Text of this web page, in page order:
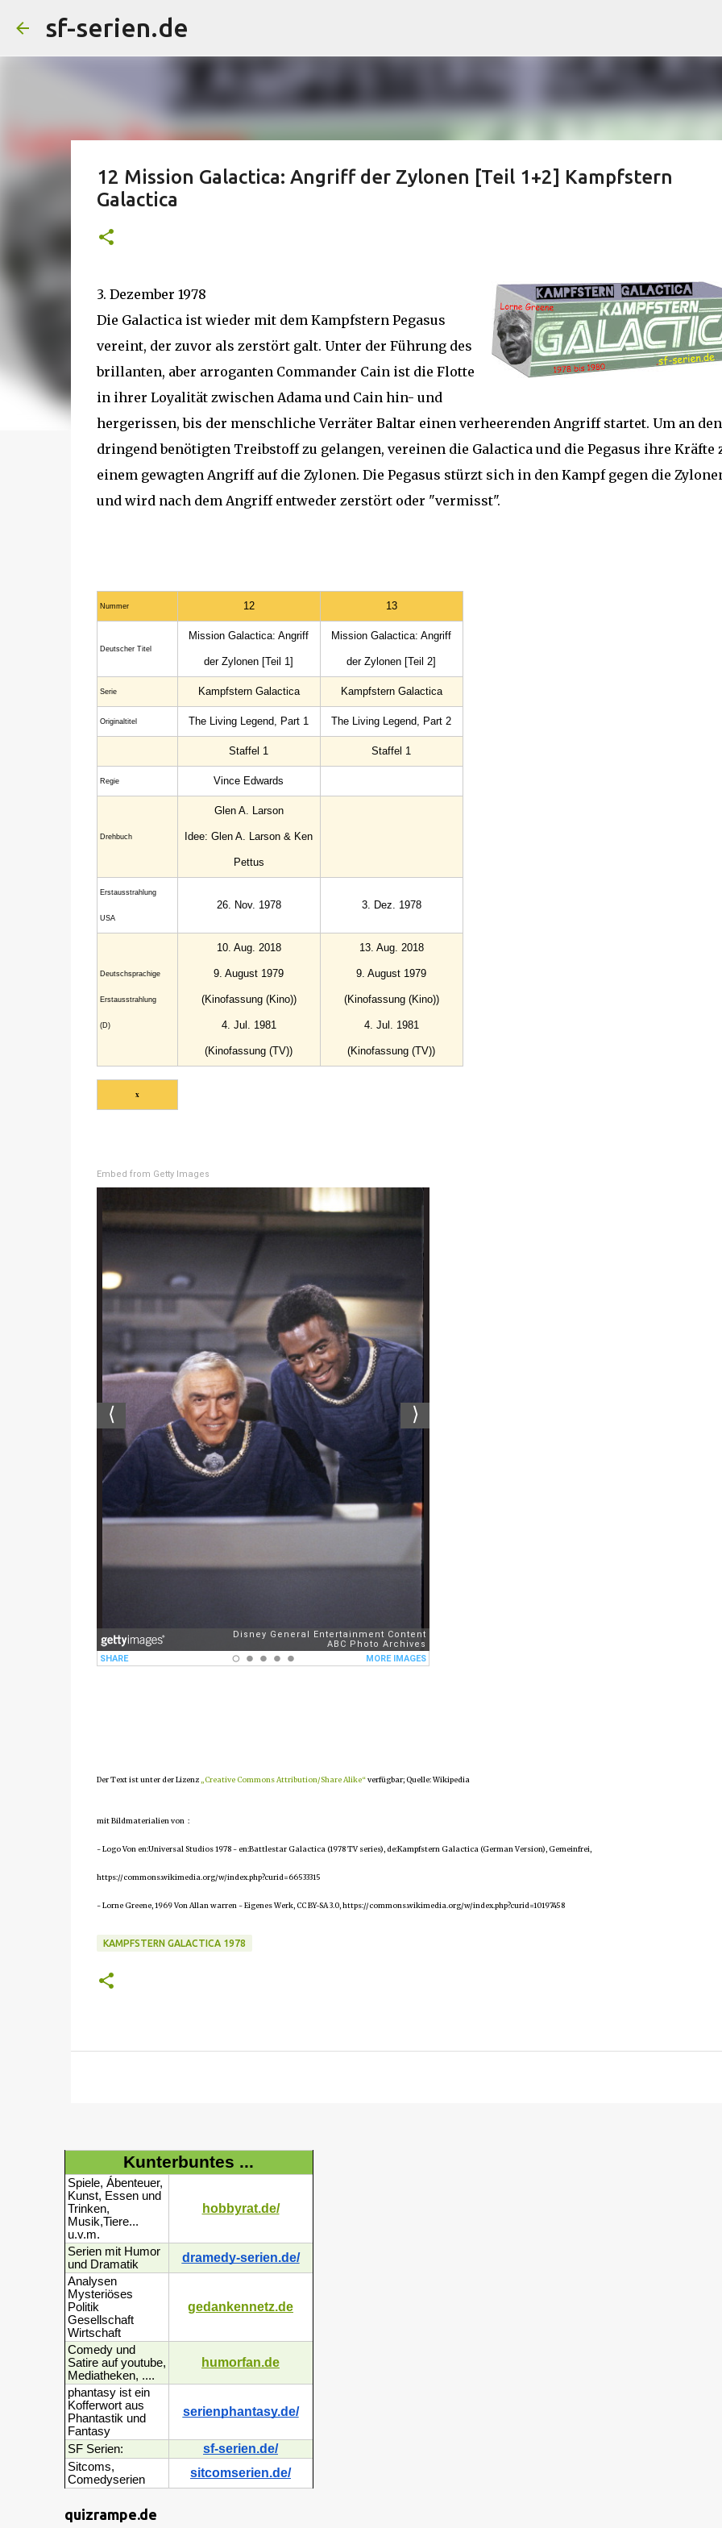
sf-serien.de
12 Mission Galactica: Angriff der Zylonen [Teil 1+2] Kampfstern
Galactica
3. Dezember 1978
Die Galactica ist wieder mit dem Kampfstern Pegasus
vereint, der zuvor als zerstört galt. Unter der Führung des
brillanten, aber arroganten Commander Cain ist die Flotte
in ihrer Loyalität zwischen Adama und Cain hin- und
hergerissen, bis der menschliche Verräter Baltar einen verheerenden Angriff startet. Um an den
dringend benötigten Treibstoff zu gelangen, vereinen die Galactica und die Pegasus ihre Kräfte
einem gewagten Angriff auf die Zylonen. Die Pegasus stürzt sich in den Kampf gegen die
und wird nach dem Angriff entweder zerstört oder "vermisst".
Nummer 12 13
Deutscher Titel
Mission Galactica: Angriff
der Zylonen [Teil 1]
Mission Galactica: Angriff
der Zylonen [Teil 2]
Serie Kampfstern Galactica Kampfstern Galactica
Originaltitel The Living Legend, Part 1 The Living Legend, Part 2
Staffel 1 Staffel 1
Regie Vince Edwards
Drehbuch
Glen A. Larson
Idee: Glen A. Larson & Ken
Pettus
Erstausstrahlung
USA
26. Nov. 1978 3. Dez. 1978
Deutschsprachige
Erstausstrahlung
(D)
10. Aug. 2018
9. August 1979
(Kinofassung (Kino))
4. Jul. 1981
(Kinofassung (TV))
13. Aug. 2018
9. August 1979
(Kinofassung (Kino))
4. Jul. 1981
(Kinofassung (TV))
x
Embed from Getty Images
Der Text ist unter der Lizenz „Creative Commons Attribution/Share Alike“verfügbar; Quelle: Wikipedia
mit Bildmaterialien von :
- Logo Von en:Universal Studios 1978 - en:Battlestar Galactica (1978 TV series), de:Kampfstern Galactica (German Version), Gemeinfrei,
https://commons.wikimedia.org/w/index.php?curid=66533315
- Lorne Greene, 1969 Von Allan warren - Eigenes Werk, CC BY-SA 3.0, https://commons.wikimedia.org/w/index.php?curid=10197458
KAMPFSTERN GALACTICA 1978
Kunterbuntes ...
Spiele, Ábenteuer,
Kunst, Essen und
Trinken,
Musik,Tiere...
u.v.m.
hobbyrat.de/
Serien mit Humor
und Dramatik
dramedy-serien.de/
Analysen
Mysteriöses
Politik
Gesellschaft
Wirtschaft
gedankennetz.de
Comedy und
Satire auf youtube,
Mediatheken, ....
humorfan.de
phantasy ist ein
Kofferwort aus
Phantastik und
Fantasy
serienphantasy.de/
SF Serien: sf-serien.de/
Sitcoms,
Comedyserien
sitcomserien.de/
quizrampe.de